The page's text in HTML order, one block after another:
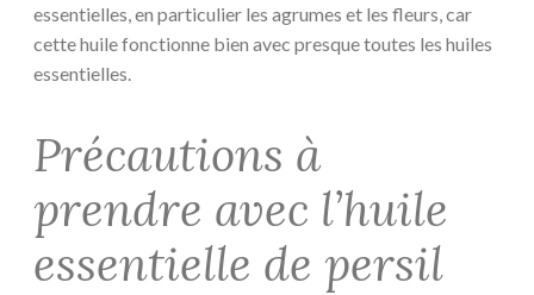
essentielles, en particulier les agrumes et les fleurs, car
cette huile fonctionne bien avec presque toutes les huiles
essentielles.
Précautions à
prendre avec l’huile
essentielle de persil